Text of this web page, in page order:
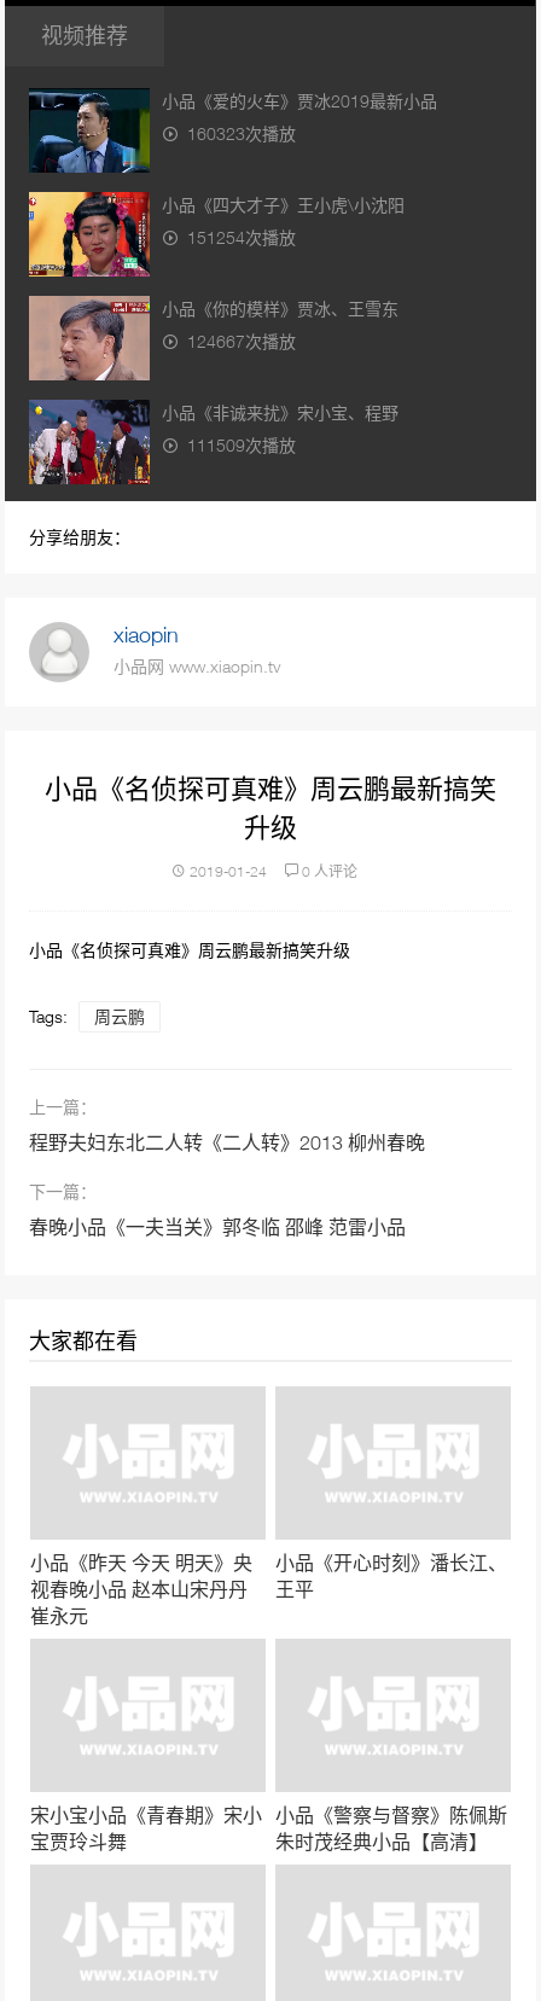
视频推荐
小品《爱的火车》贾冰2019最新小品
160323次播放
小品《四大才子》王小虎\小沈阳
151254次播放
小品《你的模样》贾冰、王雪东
124667次播放
小品《非诚来扰》宋小宝、程野
111509次播放
吴江 杨沅翰
76602次播放
贾玲 潘长江小品《后宫攻略》演绎皇帝和皇后
68120次播放
63052次播放
小品《一票难求》孙涛 张海燕 欢乐饭米粒儿
小品《最佳酒友》宋小宝、徐峥
小品《同学会》常远，艾伦， 王宁
46759次播放
贾冰小品《要债》包袱层出不穷笑声不断
45894次播放
44302次播放
42714次播放
小品《名侦探可真难》周云鹏最新搞笑升级
41564次播放
小品《翻脸》贾玲、张小斐
分享给朋友：
xiaopin
小品网 www.xiaopin.tv
小品《名侦探可真难》周云鹏最新搞笑
升级
2019-01-24 0 人评论
小品《名侦探可真难》周云鹏最新搞笑升级
Tags: 周云鹏
上一篇：
程野夫妇东北二人转《二人转》2013 柳州春晚
下一篇：
春晚小品《一夫当关》郭冬临 邵峰 范雷小品
大家都在看
小品《昨天 今天 明天》央
视春晚小品 赵本山宋丹丹
崔永元
小品《开心时刻》潘长江、
王平
宋小宝小品《青春期》宋小
宝贾玲斗舞
小品《警察与督察》陈佩斯
朱时茂经典小品【高清】